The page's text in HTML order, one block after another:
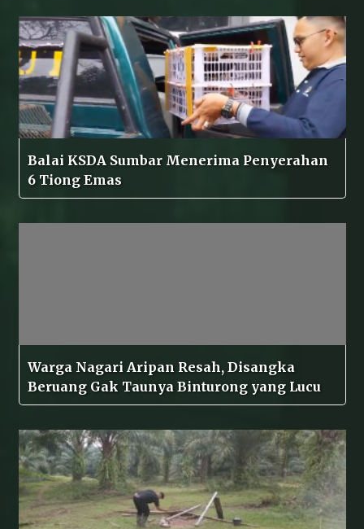
Balai KSDA Sumbar Menerima Penyerahan
6 Tiong Emas
Warga Nagari Aripan Resah, Disangka
Beruang Gak Taunya Binturong yang Lucu